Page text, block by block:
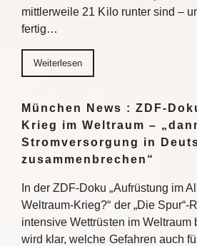
mittlerweile 21 Kilo runter sind –
fertig…
Weiterlesen
München News : ZDF-
Krieg im Weltraum –
Stromversorgung in
zusammenbrechen“
In der ZDF-Doku „Aufrüstung im
Weltraum-Krieg?“ der „Die Spur“-
intensive Wettrüsten im Weltraum
wird klar, welche Gefahren auch